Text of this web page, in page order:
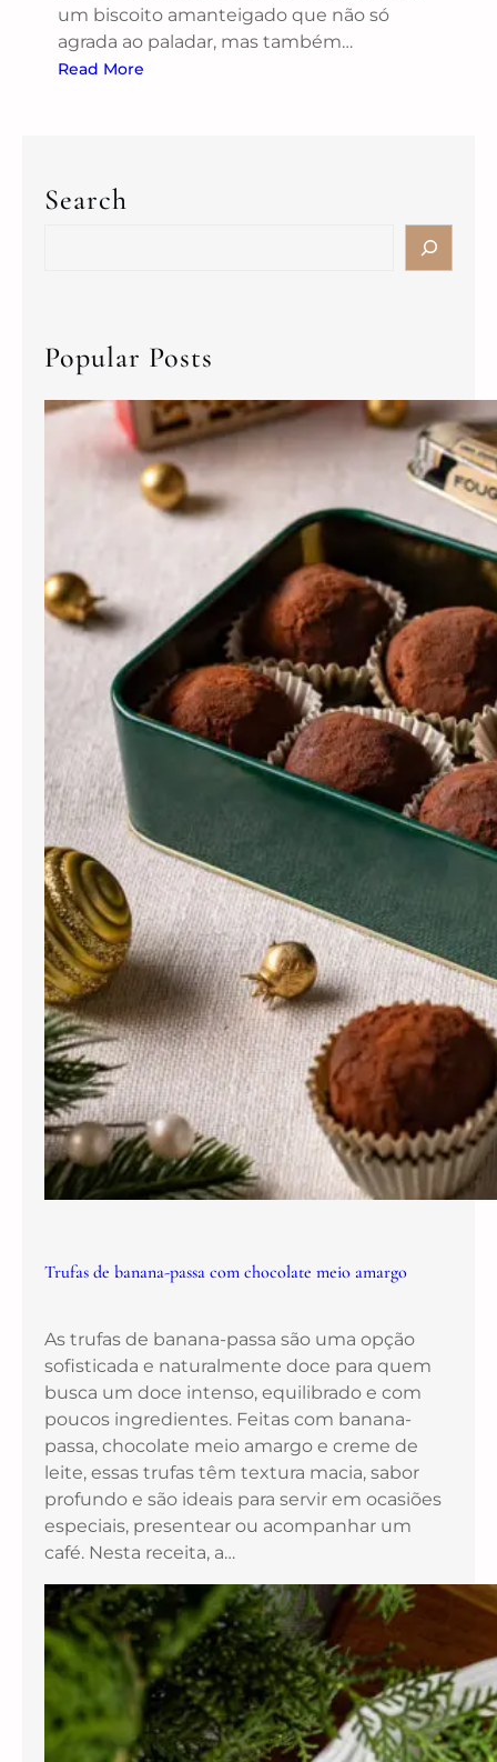
um biscoito amanteigado que não só
agrada ao paladar, mas também…
Read More
Search
Popular Posts
Trufas de banana-passa com chocolate meio amargo
As trufas de banana-passa são uma opção
sofisticada e naturalmente doce para quem
busca um doce intenso, equilibrado e com
poucos ingredientes. Feitas com banana-
passa, chocolate meio amargo e creme de
leite, essas trufas têm textura macia, sabor
profundo e são ideais para servir em ocasiões
especiais, presentear ou acompanhar um
café. Nesta receita, a…